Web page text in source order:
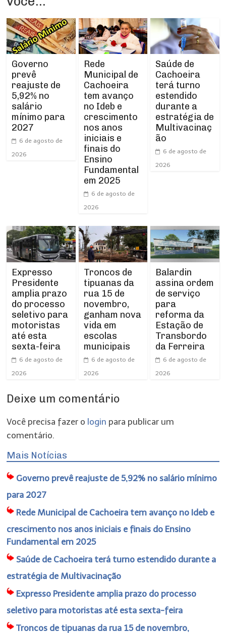
Governo
prevê
reajuste de
5,92% no
salário
mínimo para
2027
6 de agosto de
2026
Rede
Municipal de
Cachoeira
tem avanço
no Ideb e
crescimento
nos anos
iniciais e
finais do
Ensino
Fundamental
em 2025
6 de agosto de
2026
Saúde de
Cachoeira
terá turno
estendido
durante a
estratégia de
Multivacinaç
ão
6 de agosto de
2026
Expresso
Presidente
amplia prazo
do processo
seletivo para
motoristas
até esta
sexta-feira
6 de agosto de
2026
Troncos de
tipuanas da
rua 15 de
novembro,
ganham nova
vida em
escolas
municipais
6 de agosto de
2026
Balardin
assina ordem
de serviço
para
reforma da
Estação de
Transbordo
da Ferreira
6 de agosto de
2026
Deixe um comentário
Você precisa fazer o login para publicar um
comentário.
Mais Notícias
Governo prevê reajuste de 5,92% no salário mínimo
para 2027
Rede Municipal de Cachoeira tem avanço no Ideb e
crescimento nos anos iniciais e finais do Ensino
Fundamental em 2025
Saúde de Cachoeira terá turno estendido durante a
estratégia de Multivacinação
Expresso Presidente amplia prazo do processo
seletivo para motoristas até esta sexta-feira
Troncos de tipuanas da rua 15 de novembro,